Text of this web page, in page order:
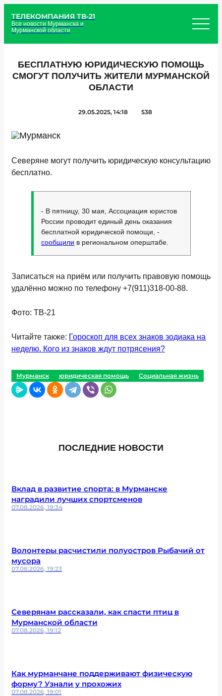
ТЕЛЕКОМПАНИЯ ТВ-21
Все новости Мурманска и
Мурманской области
БЕСПЛАТНУЮ ЮРИДИЧЕСКУЮ ПОМОЩЬ
СМОГУТ ПОЛУЧИТЬ ЖИТЕЛИ МУРМАНСКОЙ
ОБЛАСТИ
29.05.2025, 14:18 538
Северяне могут получить юридическую консультацию
бесплатно.
- В пятницу, 30 мая, Ассоциация юристов
России проводит единый день оказания
бесплатной юридической помощи, -
сообщили в региональном оперштабе.
Записаться на приём или получить правовую помощь
удалённо можно по телефону +7(911)318-00-88.
Фото: ТВ-21
Читайте также: Гороскоп для всех знаков зодиака на
неделю. Кого из знаков ждут потрясения?
Мурманск юридическая помощь Социальная жизнь
ПОСЛЕДНИЕ НОВОСТИ
Вклад в развитие спорта: в Мурманске
наградили лучших спортсменов
07.08.2026, 19:34
Волонтеры расчистили полуостров Рыбачий от
мусора
07.08.2026, 19:23
Северянам рассказали, как спасти птиц в
Мурманской области
07.08.2026, 19:12
Как мурманчане поддерживают физическую
форму? Узнали у прохожих
07.08.2026, 19:01